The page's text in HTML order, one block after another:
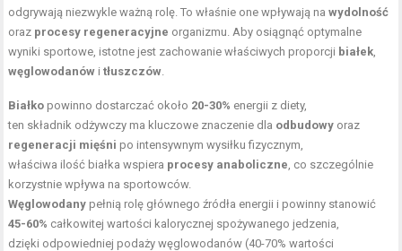
odgrywają niezwykle ważną rolę. To właśnie one wpływają nawydolność
oraz procesy regeneracyjne organizmu. Aby osiągnąć optymalne
wyniki sportowe, istotne jest zachowanie właściwych proporcji białek,
węglowodanów itłuszczów.
Białko powinno dostarczać około 20-30% energii z diety,
ten składnik odżywczy ma kluczowe znaczenie dla odbudowy oraz
regeneracji mięśni po intensywnym wysiłku fizycznym,
właściwa ilość białka wspiera procesy anaboliczne, co szczególnie
korzystnie wpływa na sportowców.
Węglowodany pełnią rolę głównego źródła energii i powinny stanowić
45-60% całkowitej wartości kalorycznej spożywanego jedzenia,
dzięki odpowiedniej podaży węglowodanów (40-70% wartości